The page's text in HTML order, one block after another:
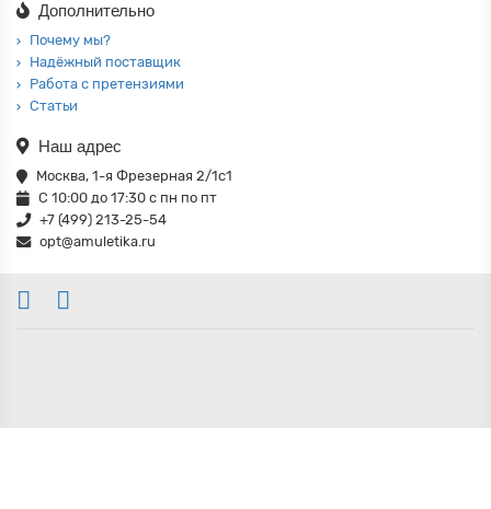
Дополнительно
Почему мы?
Надёжный поставщик
Работа с претензиями
Статьи
Наш адрес
Москва, 1-я Фрезерная 2/1с1
С 10:00 до 17:30 с пн по пт
+7 (499) 213-25-54
opt@amuletika.ru